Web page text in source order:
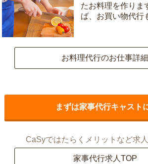
たお料理を作りま
ば、お買い物代行
お料理代行のお仕事詳細
まずは家事代行キャスト
CaSyではたらくメリットなど求
家事代行求人TOP